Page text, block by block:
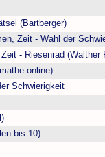
(Bartberger)
Zeit - Wahl der
- Riesenrad (Walther
online)
Schwierigkeit
bis 10)